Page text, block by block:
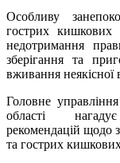
Особливу
гострих
недотримання
зберігання та
вживання неякісної
Головне
області
рекомендацій щодо
та гострих